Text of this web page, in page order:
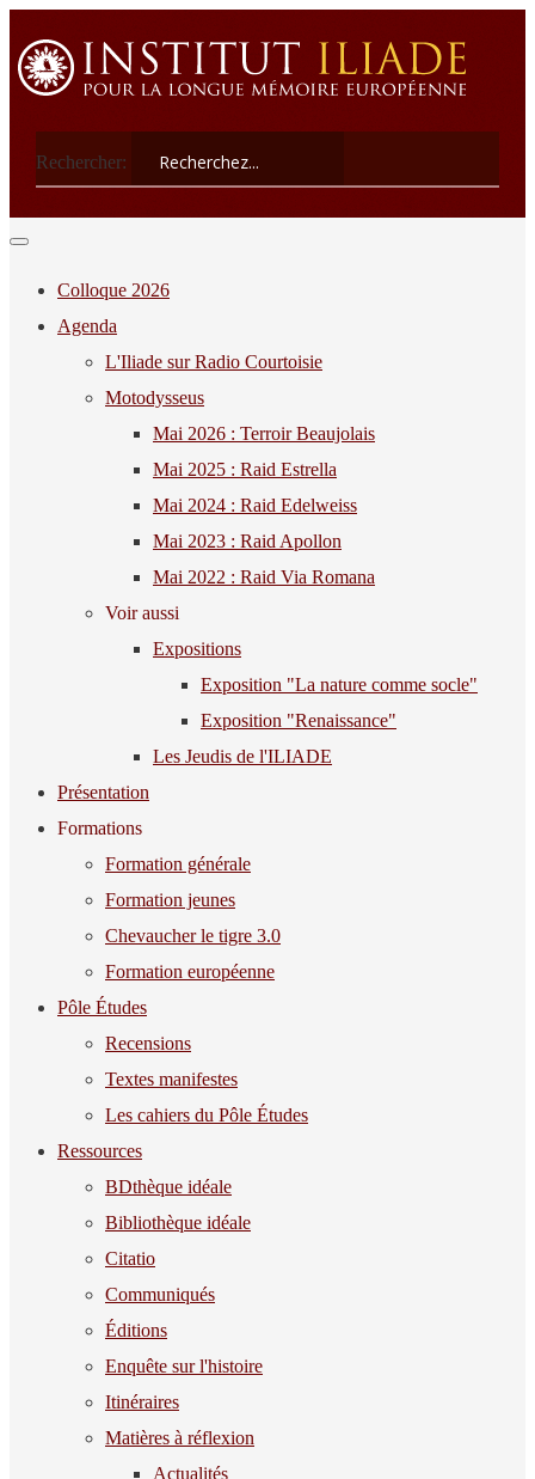
Rechercher:
Colloque 2026
Agenda
L'Iliade sur Radio Courtoisie
Motodysseus
Mai 2026 : Terroir Beaujolais
Mai 2025 : Raid Estrella
Mai 2024 : Raid Edelweiss
Mai 2023 : Raid Apollon
Mai 2022 : Raid Via Romana
Voir aussi
Expositions
Exposition "La nature comme socle"
Exposition "Renaissance"
Les Jeudis de l'ILIADE
Présentation
Formations
Formation générale
Formation jeunes
Chevaucher le tigre 3.0
Formation européenne
Pôle Études
Recensions
Textes manifestes
Les cahiers du Pôle Études
Ressources
BDthèque idéale
Bibliothèque idéale
Citatio
Communiqués
Éditions
Enquête sur l'histoire
Itinéraires
Matières à réflexion
Actualités